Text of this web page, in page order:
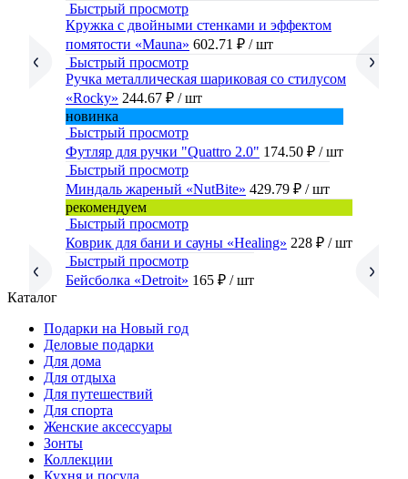
Быстрый просмотр
Кружка с двойными стенками и эффектом
помятости «Mauna» 602.71 ₽ / шт
Быстрый просмотр
Ручка металлическая шариковая со стилусом
«Rocky» 244.67 ₽ / шт
новинка
Быстрый просмотр
Футляр для ручки "Quattro 2.0" 174.50 ₽ / шт
Быстрый просмотр
Миндаль жареный «NutBite» 429.79 ₽ / шт
рекомендуем
Быстрый просмотр
Коврик для бани и сауны «Healing» 228 ₽ / шт
Быстрый просмотр
Бейсболка «Detroit» 165 ₽ / шт
Каталог
Подарки на Новый год
Деловые подарки
Для дома
Для отдыха
Для путешествий
Для спорта
Женские аксессуары
Зонты
Коллекции